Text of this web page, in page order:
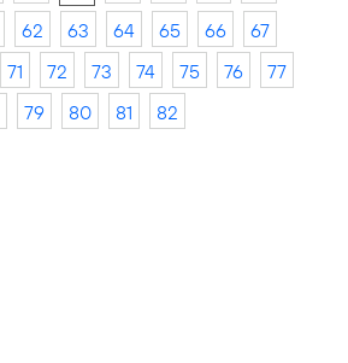
62 63 64 65 66
67
71 72 73 74 75 76
77
79 80 81 82